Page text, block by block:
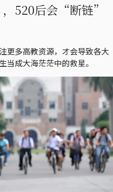
520后会“断链”
更多高教资源，才会导致各大
当成大海茫茫中的救星。